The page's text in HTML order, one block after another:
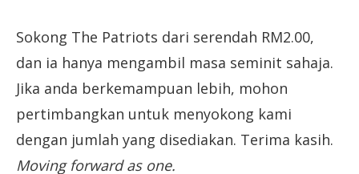
Sokong The Patriots dari serendah RM2.00,
dan ia hanya mengambil masa seminit sahaja.
Jika anda berkemampuan lebih, mohon
pertimbangkan untuk menyokong kami
dengan jumlah yang disediakan. Terima kasih.
Moving forward as one.